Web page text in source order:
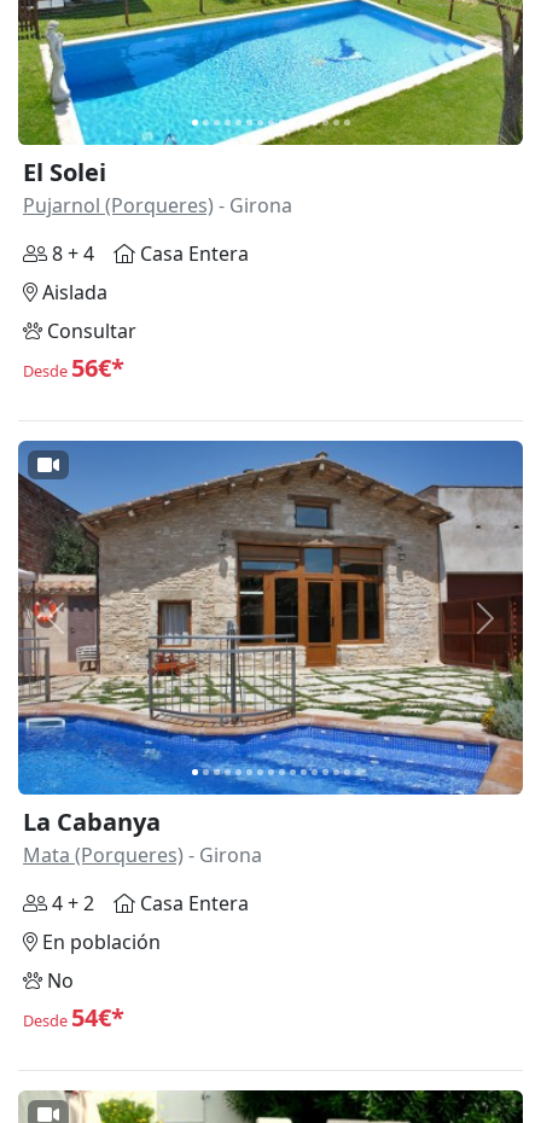
El Solei
Pujarnol (Porqueres) - Girona
8 + 4
Casa Entera
Aislada
Consultar
Desde 56€*
Anterior
La Cabanya
Mata (Porqueres) - Girona
4 + 2
Casa Entera
En población
No
Desde 54€*